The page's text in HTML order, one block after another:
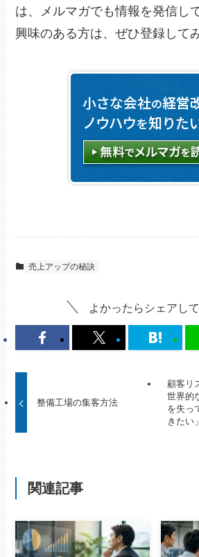
は、メルマガでも情報を発信し
興味のある方は、ぜひ登録して
売上アップの秘訣
よかったらシェアして
整備工場の集客方法
顧客リ
世界的
を失っ
きたい
関連記事